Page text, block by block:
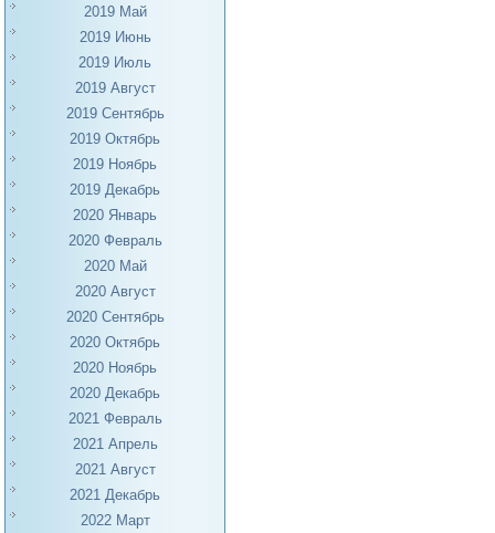
2019 Май
2019 Июнь
2019 Июль
2019 Август
2019 Сентябрь
2019 Октябрь
2019 Ноябрь
2019 Декабрь
2020 Январь
2020 Февраль
2020 Май
2020 Август
2020 Сентябрь
2020 Октябрь
2020 Ноябрь
2020 Декабрь
2021 Февраль
2021 Апрель
2021 Август
2021 Декабрь
2022 Март